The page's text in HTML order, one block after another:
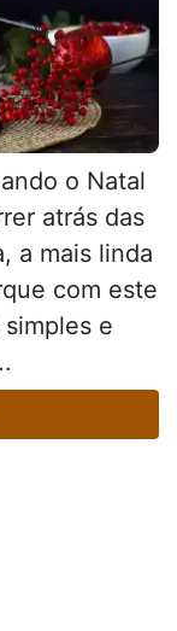
o Natal
atrás das
a mais linda
com este
e